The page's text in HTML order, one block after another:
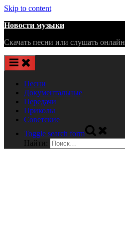
Skip to content
Новости музыки
Скачать песни или слушать онлайн
Песни
Документальные
Передачи
Приколы
Советские
Toggle search form
Найти: